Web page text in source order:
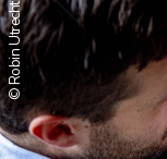
© Robin Utrecht